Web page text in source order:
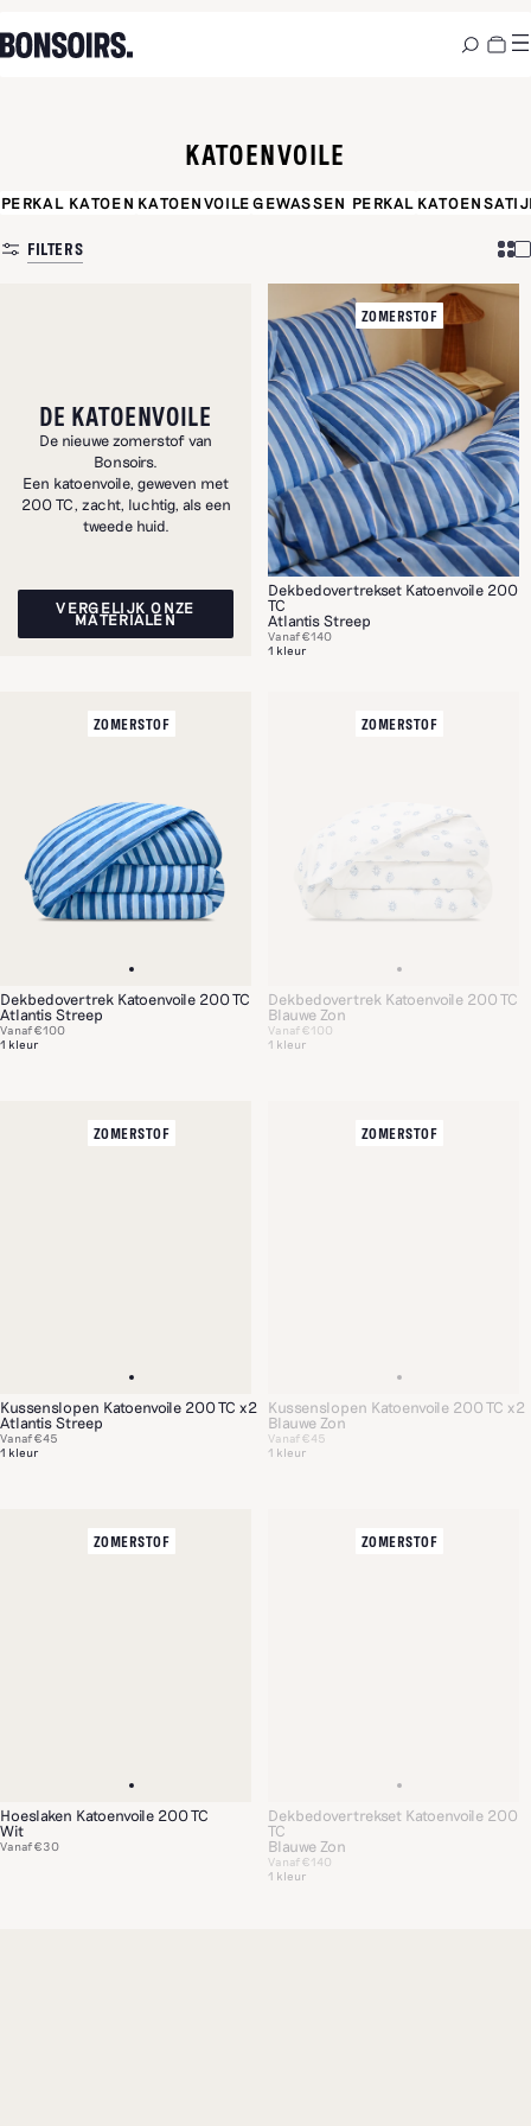
KATOENVOILE
PERKAL KATOEN KATOENVOILE GEWASSEN PERKAL
FILTERS
DE KATOENVOILE
De nieuwe zomerstof van
Bonsoirs.
Een katoenvoile, geweven met
200 TC, zacht, luchtig, als een
tweede huid.
VERGELIJK ONZE
MATERIALEN
ZOMERSTOF
Dekbedovertrekset Katoenvoile 200
TC
Atlantis Streep
1 kleur
Vanaf€140
ZOMERSTOF
Dekbedovertrek Katoenvoile 200 TC
Atlantis Streep
1 kleur
Vanaf€100
ZOMERSTOF
Dekbedovertrek Katoenvoile 200 TC
Blauwe Zon
1 kleur
Vanaf€100
ZOMERSTOF
Kussenslopen Katoenvoile 200 TC x2
Atlantis Streep
1 kleur
Vanaf€45
ZOMERSTOF
Kussenslopen Katoenvoile 200 TC x2
Blauwe Zon
1 kleur
Vanaf€45
ZOMERSTOF
Hoeslaken Katoenvoile 200 TC
Wit
Vanaf€30
ZOMERSTOF
Dekbedovertrekset Katoenvoile 200
TC
Blauwe Zon
1 kleur
Vanaf€140